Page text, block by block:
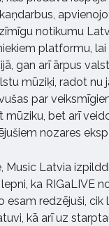
notikumu
platformu, lai
gan arī ārpus
mūziķi, radot nu
par
mūziku, bet arī
nozares
Music Latvia
ka RIGaLIVE
esam redzējuši,
kā arī uz